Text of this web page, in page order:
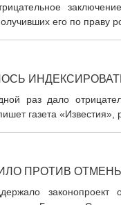
его по праву
раз дало
газета «Известия»,
ПРОТИВ